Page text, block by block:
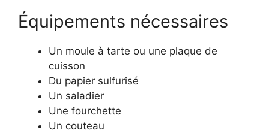
Équipements nécessaires
Un moule à tarte ou une plaque de
cuisson
Du papier sulfurisé
Un saladier
Une fourchette
Un couteau